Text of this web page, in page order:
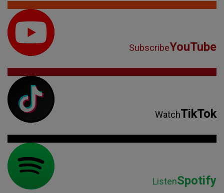
SubscribeYouTube
WatchTikTok
ListenSpotify